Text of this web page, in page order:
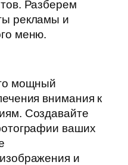
Разберем
рекламы и
меню.
мощный
внимания к
Создавайте
ваших
и